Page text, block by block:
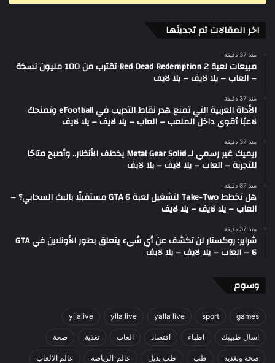
اخر المقالات تم تجديثها
منذ 37 دقيقة
مبيعات لعبة Red Dead Redemption 2 تقترب من 100 مليون نسخة
– العاب – يلا لايف – يلا لايف
منذ 37 دقيقة
الأداة العربية التي تمنع هدر نقاط التدريب في eFootball وتمنحك
لاعبًا أقوى داخل الملعب – العاب – يلا لايف – يلا لايف
منذ 37 دقيقة
ريميك غير رسمي لـ Metal Gear Solid يخطف الأنظار.. وأصبح متاحًا
للتجربة – العاب – يلا لايف – يلا لايف
منذ 37 دقيقة
هل تخطط Take-Two لتشغيل لعبة GTA 6 مستقبلًا بالبث السحابي؟ –
العاب – يلا لايف – يلا لايف
منذ 37 دقيقة
شراير: روكستار لن تكشف عن أي شيء يتعلق بطور الأونلاين في GTA
6 – العاب – يلا لايف – يلا لايف
وسوم
games
sport
yalla live
ylla live
yllalive
اسال طبيبك اطباء اقتصاد العاب تغذية صحة
صحة وتغذية طب طب بديل عالم_الرياضة عالم الالعاب